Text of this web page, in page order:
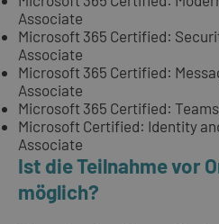
Associate
Microsoft 365 Certified:
Associate
Microsoft 365 Certified:
Associate
Microsoft 365 Certified:
Microsoft Certified: Identity
Associate
Ist die Teilnahme vor
möglich?